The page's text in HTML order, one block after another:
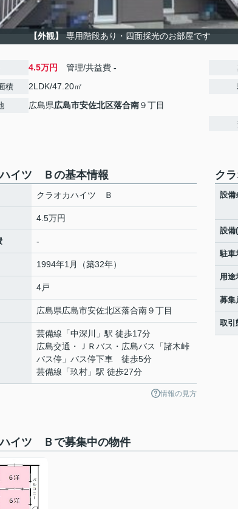
【外観】 専用階段あり・四面採光のお部屋です
4.5万円 管理/共益費 -
積 2LDK/47.20㎡
広島県広島市安佐北区落合南９丁目
イツ Ｂの基本情報
クラオカハイツ Ｂ
4.5万円
-
1994年1月（築32年）
4戸
広島県広島市安佐北区落合南９丁目
芸備線 「中深川
」駅 徒歩17分
広島交通・ＪＲバス・広島バス「諸木峠
バス停」バス停下車 徒歩5分
芸備線 「玖村 」駅 徒歩27分
情報の見方
ク
設備
設備
駐車
用途
募集
取引
イツ Ｂで募集中の物件